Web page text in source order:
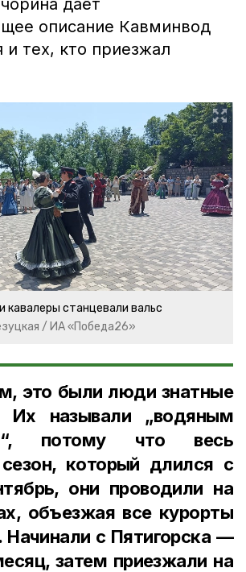
даёт
описание Кавминвод
и тех, кто приезжал
кавалеры станцевали вальс
/ ИА «Победа26»
это были люди знатные
Их называли „водяным
потому что весь
который длился с
они проводили на
объезжая все курорты
Начинали с Пятигорска —
затем приезжали на